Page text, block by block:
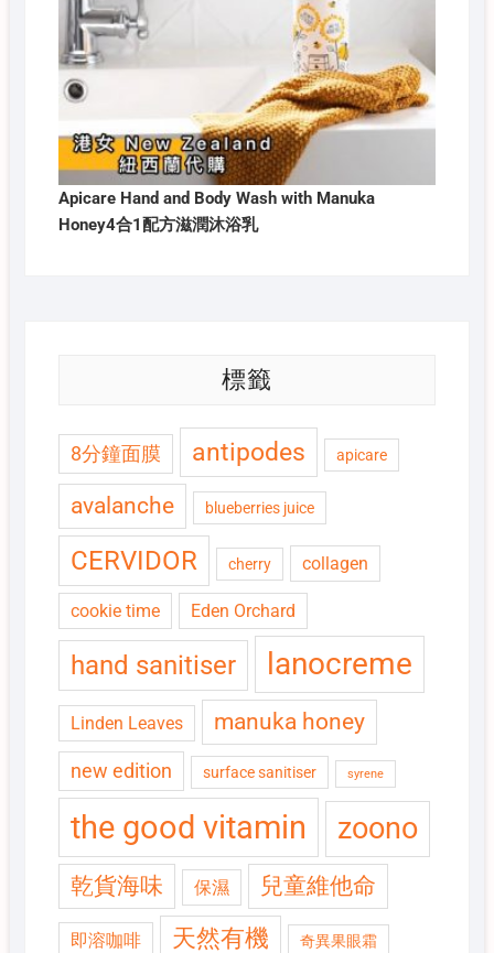
Apicare Hand and Body Wash with Manuka
Honey4合1配方滋潤沐浴乳
標籤
8分鐘面膜 antipodes apicare
avalanche blueberries juice
CERVIDOR cherry collagen
cookie time Eden Orchard
hand sanitiser lanocreme
Linden Leaves manuka honey
new edition surface sanitiser syrene
the good vitamin zoono
乾貨海味 保濕 兒童維他命
即溶咖啡 天然有機 奇異果眼霜